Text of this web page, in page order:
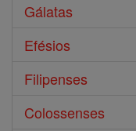
Gálatas
Efésios
Filipenses
Colossenses